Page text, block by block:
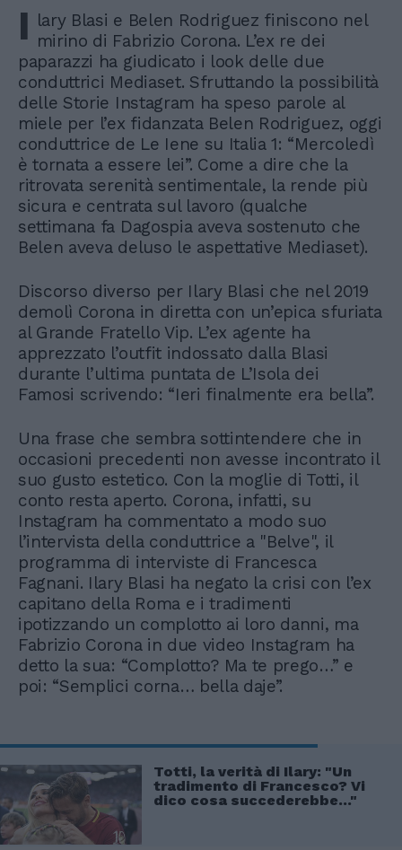
I lary Blasi e Belen Rodriguez finiscono nel
mirino di Fabrizio Corona. L’ex re dei
paparazzi ha giudicato i look delle due
conduttrici Mediaset. Sfruttando la possibilità
delle Storie Instagram ha speso parole al
miele per l’ex fidanzata Belen Rodriguez, oggi
conduttrice de Le Iene su Italia 1: “Mercoledì
è tornata a essere lei”. Come a dire che la
ritrovata serenità sentimentale, la rende più
sicura e centrata sul lavoro (qualche
settimana fa Dagospia aveva sostenuto che
Belen aveva deluso le aspettative Mediaset).
Discorso diverso per Ilary Blasi che nel 2019
demolì Corona in diretta con un’epica sfuriata
al Grande Fratello Vip. L’ex agente ha
apprezzato l’outfit indossato dalla Blasi
durante l’ultima puntata de L’Isola dei
Famosi scrivendo: “Ieri finalmente era bella”.
Una frase che sembra sottintendere che in
occasioni precedenti non avesse incontrato il
suo gusto estetico. Con la moglie di Totti, il
conto resta aperto. Corona, infatti, su
Instagram ha commentato a modo suo
l’intervista della conduttrice a "Belve", il
programma di interviste di Francesca
Fagnani. Ilary Blasi ha negato la crisi con l’ex
capitano della Roma e i tradimenti
ipotizzando un complotto ai loro danni, ma
Fabrizio Corona in due video Instagram ha
detto la sua: “Complotto? Ma te prego…” e
poi: “Semplici corna… bella daje”.
Totti, la verità di Ilary: "Un
tradimento di Francesco? Vi
dico cosa succederebbe..."